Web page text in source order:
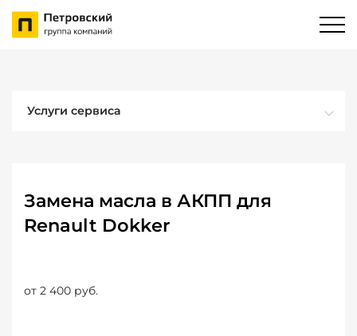
Услуги сервиса
Замена масла в АКПП для
Renault Dokker
от 2 400 руб.